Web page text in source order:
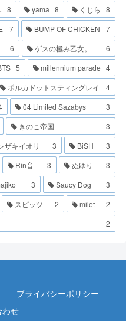
8 yama 8 くじら
8
7 BUMP OF CHICKEN
7
6 ゲスの極み乙女。
6
5 millennium parade 4
ポルカドットスティングレイ
4
04 Limited Sazabys
3
きのこ帝国
3
ザキイオリ 3 BiSH
3
Rin音 3 ぬゆり
3
3 Saucy Dog
3
スピッツ 2 milet
2
2
プライバシーポリシー
わせ